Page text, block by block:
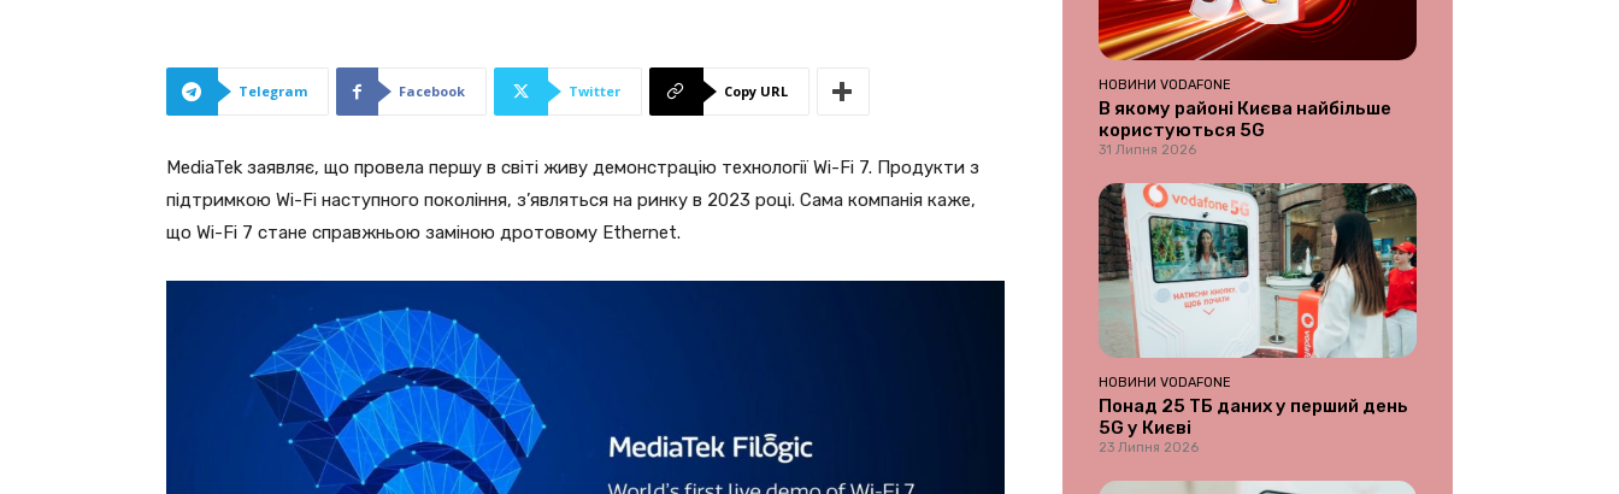
Telegram Facebook Twitter Copy URL
MediaTek заявляє, що провела першу в світі живу демонстрацію технології Wi-Fi 7. Продукти з
підтримкою Wi-Fi наступного покоління, з’являться на ринку в 2023 році. Сама компанія каже,
що Wi-Fi 7 стане справжньою заміною дротовому Ethernet.
НОВИНИ VODAFONE
В якому районі Києва найбільше
користуються 5G
31 Липня 2026
НОВИНИ VODAFONE
Понад 25 ТБ даних у перший день
5G у Києві
23 Липня 2026